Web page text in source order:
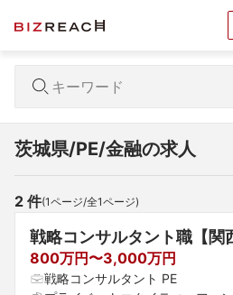
茨城県/PE/金融の求人
2 件(1ページ/全1ページ)
戦略コンサルタント職【関
800万円〜3,000万円
戦略コンサルタント PE